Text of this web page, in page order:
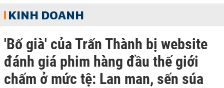
KINH DOANH
'Bố già' của Trấn Thành bị website
đánh giá phim hàng đầu thế giới
chấm ở mức tệ: Lan man, sến súa